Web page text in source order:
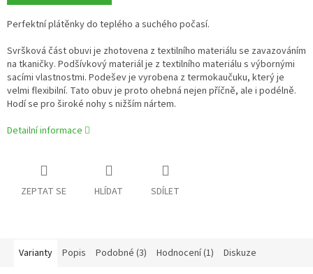
Perfektní plátěnky do teplého a suchého počasí.
Svršková část obuvi je zhotovena z textilního materiálu se zavazováním
na tkaničky. Podšívkový materiálje z textilního materiálu s výbornými
sacími vlastnostmi. Podešev je vyrobena z termokaučuku, který je
velmi flexibilní. Tato obuv je proto ohebná nejen příčně, ale i podélně.
Hodí se pro široké nohy s nižším nártem.
Detailní informace
ZEPTAT SE HLÍDAT SDÍLET
Varianty Popis Podobné (3) Hodnocení (1) Diskuze